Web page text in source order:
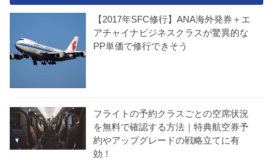
【2017年SFC修行】ANA海外発券＋エ
アチャイナビジネスクラスが驚異的な
PP単価で修行できそう
フライトの予約クラスごとの空席状況
を無料で確認する方法｜特典航空券予
約やアップグレードの戦略立てに有
効！